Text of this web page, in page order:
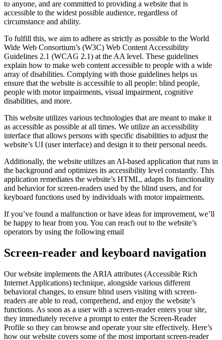
to anyone, and are committed to providing a website that is
accessible to the widest possible audience, regardless of
circumstance and ability.
To fulfill this, we aim to adhere as strictly as possible to the World
Wide Web Consortium’s (W3C) Web Content Accessibility
Guidelines 2.1 (WCAG 2.1) at the AA level. These guidelines
explain how to make web content accessible to people with a wide
array of disabilities. Complying with those guidelines helps us
ensure that the website is accessible to all people: blind people,
people with motor impairments, visual impairment, cognitive
disabilities, and more.
This website utilizes various technologies that are meant to make it
as accessible as possible at all times. We utilize an accessibility
interface that allows persons with specific disabilities to adjust the
website’s UI (user interface) and design it to their personal needs.
Additionally, the website utilizes an AI-based application that runs in
the background and optimizes its accessibility level constantly. This
application remediates the website’s HTML, adapts Its functionality
and behavior for screen-readers used by the blind users, and for
keyboard functions used by individuals with motor impairments.
If you’ve found a malfunction or have ideas for improvement, we’ll
be happy to hear from you. You can reach out to the website’s
operators by using the following email
Screen-reader and keyboard navigation
Our website implements the ARIA attributes (Accessible Rich
Internet Applications) technique, alongside various different
behavioral changes, to ensure blind users visiting with screen-
readers are able to read, comprehend, and enjoy the website’s
functions. As soon as a user with a screen-reader enters your site,
they immediately receive a prompt to enter the Screen-Reader
Profile so they can browse and operate your site effectively. Here’s
how our website covers some of the most important screen-reader